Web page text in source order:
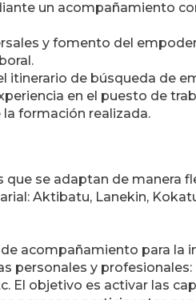
un acompañamiento
y fomento del
itinerario de búsqueda de
en el puesto de
formación realizada.
se adaptan de manera
Aktibatu, Lanekin,
acompañamiento para la
personales y profesionales:
El objetivo es activar las